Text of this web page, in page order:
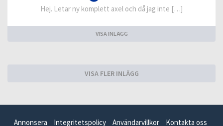
Hej. Letar ny komplett axel och då jag inte […]
VISA INLÄGG
VISA FLER INLÄGG
Annonsera Integritetspolicy Användarvillkor Kontakta oss